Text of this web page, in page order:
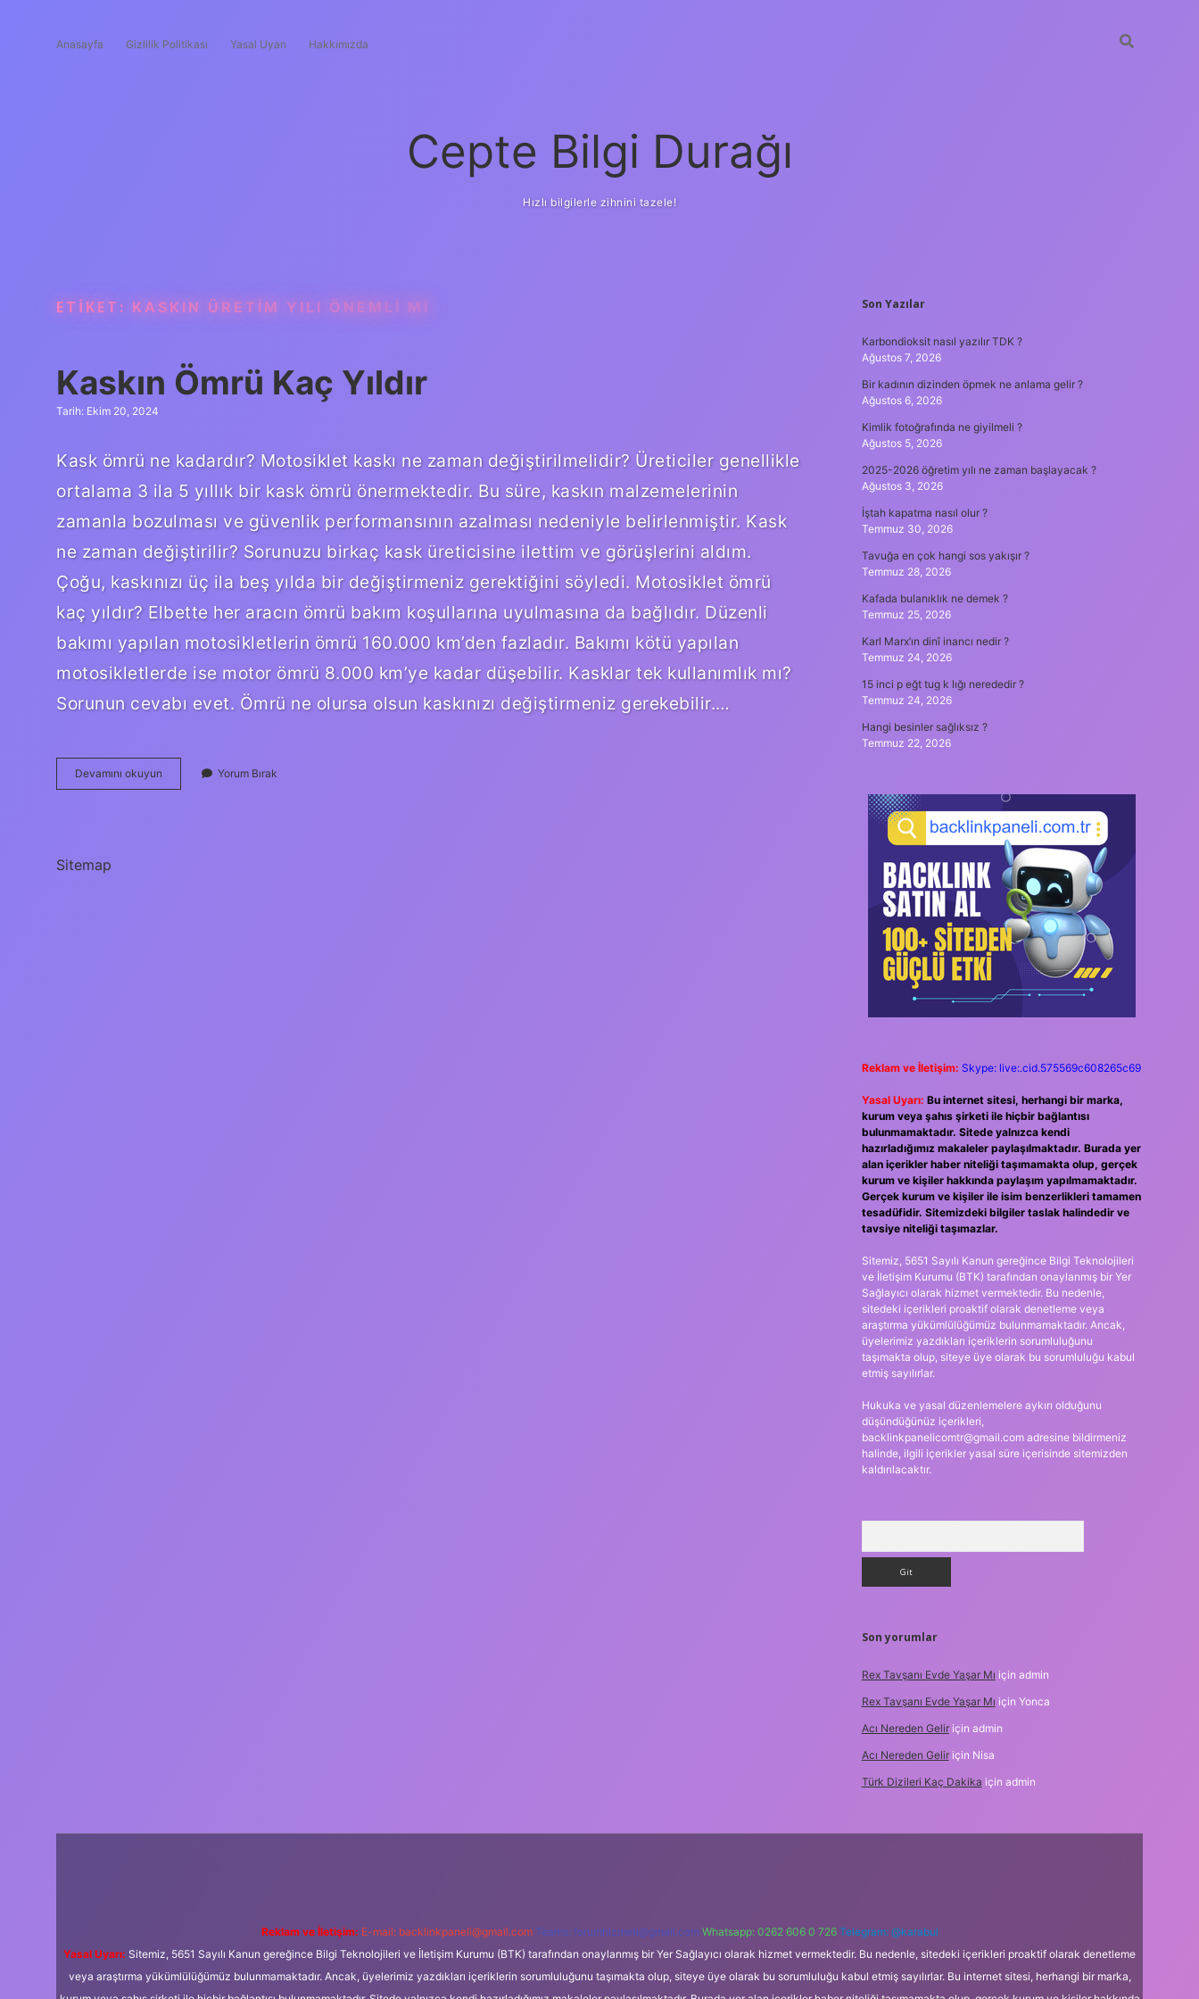
Anasayfa Gizlilik Politikası Yasal Uyarı Hakkımızda
Cepte Bilgi Durağı
Hızlı bilgilerle zihnini tazele!
ETIKET: KASKIN ÜRETIM YILI ÖNEMLI MI
Kaskın Ömrü Kaç Yıldır
Tarih: Ekim 20, 2024
Kask ömrü ne kadardır? Motosiklet kaskı ne zaman değiştirilmelidir? Üreticiler genellikle
ortalama 3 ila 5 yıllık bir kask ömrü önermektedir. Bu süre, kaskın malzemelerinin
zamanla bozulması ve güvenlik performansının azalması nedeniyle belirlenmiştir. Kask
ne zaman değiştirilir? Sorunuzu birkaç kask üreticisine ilettim ve görüşlerini aldım.
Çoğu, kaskınızı üç ila beş yılda bir değiştirmeniz gerektiğini söyledi. Motosiklet ömrü
kaç yıldır? Elbette her aracın ömrü bakım koşullarına uyulmasına da bağlıdır. Düzenli
bakımı yapılan motosikletlerin ömrü 160.000 km’den fazladır. Bakımı kötü yapılan
motosikletlerde ise motor ömrü 8.000 km’ye kadar düşebilir. Kasklar tek kullanımlık mı?
Sorunun cevabı evet. Ömrü ne olursa olsun kaskınızı değiştirmeniz gerekebilir.…
Devamını okuyun
Ömrü
Yorum Bırak
Sitemap
SIDEBAR
Son Yazılar
Karbondioksit nasıl yazılır TDK ?
Ağustos 7, 2026
Bir kadının dizinden öpmek ne anlama gelir ?
Ağustos 6, 2026
Kimlik fotoğrafında ne giyilmeli ?
Ağustos 5, 2026
2025-2026 öğretim yılı ne zaman başlayacak ?
Ağustos 3, 2026
İştah kapatma nasıl olur ?
Temmuz 30, 2026
Tavuğa en çok hangi sos yakışır ?
Temmuz 28, 2026
Kafada bulanıklık ne demek ?
Temmuz 25, 2026
Karl Marx’ın dinî inancı nedir ?
Temmuz 24, 2026
15 inci p eğt tug k lığı nerededir ?
Temmuz 24, 2026
Hangi besinler sağlıksız ?
Temmuz 22, 2026
Reklam ve İletişim: Skype: live:.cid.575569c608265c69
Yasal Uyarı: Bu internet sitesi, herhangi bir marka,
kurum veya şahıs şirketi ile hiçbir bağlantısı
bulunmamaktadır. Sitede yalnızca kendi
hazırladığımız makaleler paylaşılmaktadır. Burada yer
alan içerikler haber niteliği taşımamakta olup, gerçek
kurum ve kişiler hakkında paylaşım yapılmamaktadır.
Gerçek kurum ve kişiler ile isim benzerlikleri tamamen
tesadüfidir. Sitemizdeki bilgiler taslak halindedir ve
tavsiye niteliği taşımazlar.
Sitemiz, 5651 Sayılı Kanun gereğince Bilgi Teknolojileri
ve İletişim Kurumu (BTK) tarafından onaylanmış bir Yer
Sağlayıcı olarak hizmet vermektedir. Bu nedenle,
sitedeki içerikleri proaktif olarak denetleme veya
araştırma yükümlülüğümüz bulunmamaktadır. Ancak,
üyelerimiz yazdıkları içeriklerin sorumluluğunu
taşımakta olup, siteye üye olarak bu sorumluluğu kabul
etmiş sayılırlar.
Hukuka ve yasal düzenlemelere aykırı olduğunu
düşündüğünüz içerikleri,
backlinkpanelicomtr@gmail.comadresine bildirmeniz
halinde, ilgili içerikler yasal süre içerisinde sitemizden
kaldırılacaktır.
Son yorumlar
Rex Tavşanı Evde Yaşar Mı için admin
Rex Tavşanı Evde Yaşar Mı için Yonca
Acı Nereden Geliriçin admin
Acı Nereden Geliriçin Nisa
Türk Dizileri Kaç Dakika için admin
Reklam ve İletişim: E-mail: backlinkpaneli@gmail.com Teams: forumhizmeti@gmail.com Whatsapp: 0262 606 0 726 Telegram: @karabul
Yasal Uyarı: Sitemiz, 5651 Sayılı Kanun gereğince Bilgi Teknolojileri ve İletişim Kurumu (BTK) tarafından onaylanmış bir Yer Sağlayıcı olarak hizmet vermektedir. Bu nedenle, sitedeki içerikleri proaktif olarak denetleme
veya araştırma yükümlülüğümüz bulunmamaktadır. Ancak, üyelerimiz yazdıkları içeriklerin sorumluluğunu taşımakta olup, siteye üye olarak bu sorumluluğu kabul etmiş sayılırlar. Bu internet sitesi, herhangi bir marka,